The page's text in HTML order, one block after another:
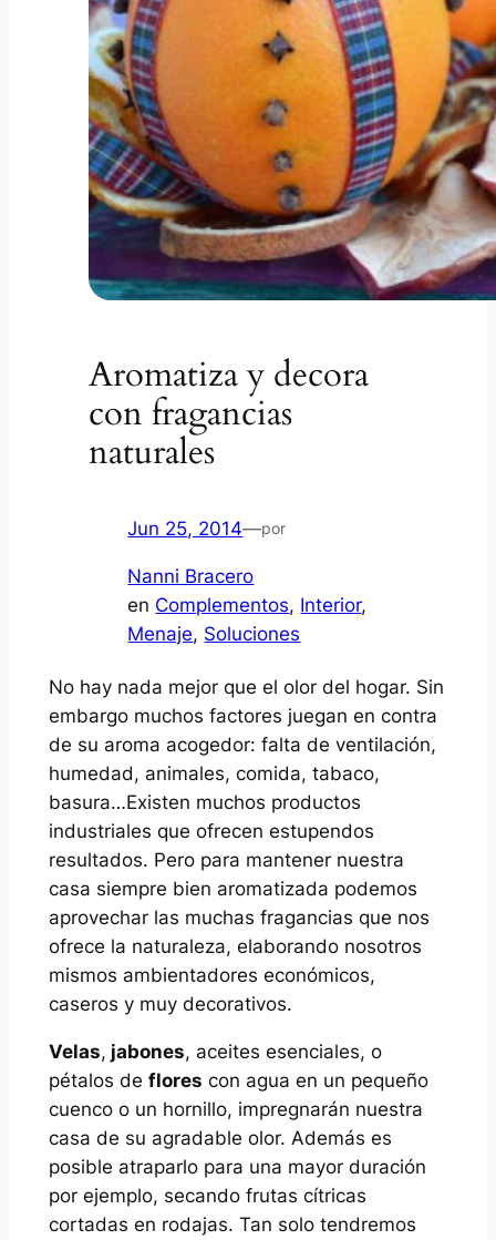
Aromatiza y decora
con fragancias
naturales
Jun 25, 2014—por
Nanni Bracero
en Complementos, Interior
Menaje, Soluciones
No hay nada mejor que el olor del hogar. Sin
embargo muchos factores juegan en contra
de su aroma acogedor: falta de ventilación,
humedad, animales, comida, tabaco,
basura…Existen muchos productos
industriales que ofrecen estupendos
resultados. Pero para mantener nuestra
casa siempre bien aromatizada podemos
aprovechar las muchas fragancias que nos
ofrece la naturaleza, elaborando nosotros
mismos ambientadores económicos,
caseros y muy decorativos.
Velas, jabones, aceites esenciales, o
pétalos de flores con agua en un pequeño
cuenco o un hornillo, impregnarán nuestra
casa de su agradable olor. Además es
posible atraparlo para una mayor duración
por ejemplo, secando frutas cítricas
cortadas en rodajas. Tan solo tendremos